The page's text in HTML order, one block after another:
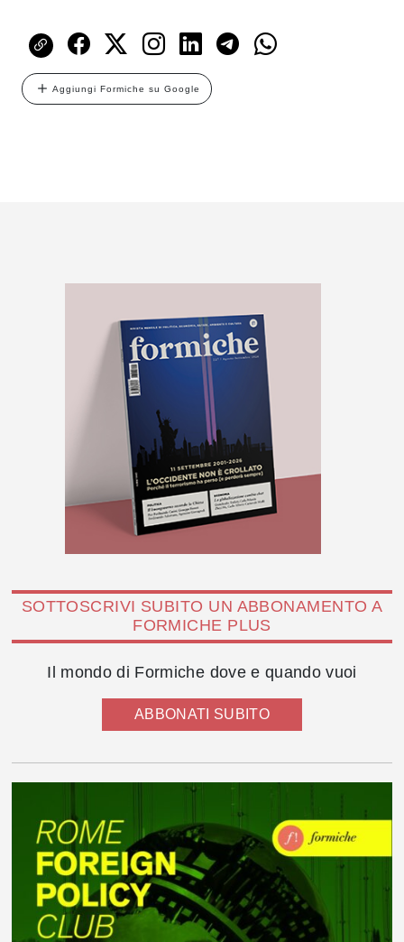
Aggiungi Formiche su Google
SOTTOSCRIVI SUBITO UN ABBONAMENTO A
FORMICHE PLUS
Il mondo di Formiche dove e quando vuoi
ABBONATI SUBITO